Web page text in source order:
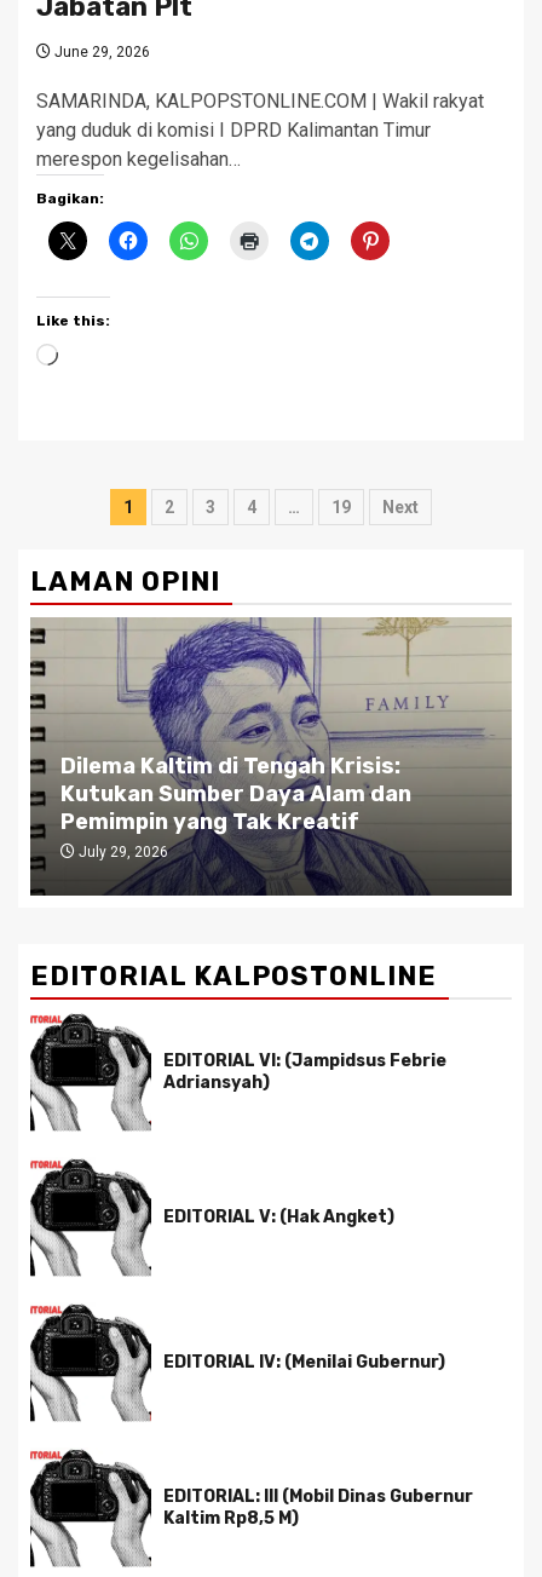
Jabatan Plt
June 29, 2026
SAMARINDA, KALPOPSTONLINE.COM | Wakil rakyat
yang duduk di komisi I DPRD Kalimantan Timur
merespon kegelisahan…
Bagikan:
Like this:
Loading…
Posts
1 2 3 4 … 19 Next
LAMAN OPINI
Dilema Kaltim di Tengah Krisis:
Kutukan Sumber Daya Alam dan
Pemimpin yang Tak Kreatif
July 29, 2026
EDITORIAL KALPOSTONLINE
EDITORIAL VI: (Jampidsus Febrie
Adriansyah)
EDITORIAL V: (Hak Angket)
EDITORIAL IV: (Menilai Gubernur)
EDITORIAL: III (Mobil Dinas Gubernur
Kaltim Rp8,5 M)